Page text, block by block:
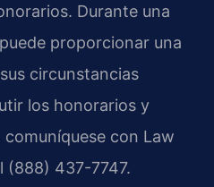
Durante una
proporcionar una
circunstancias
los honorarios y
con Law
(888) 437-7747.